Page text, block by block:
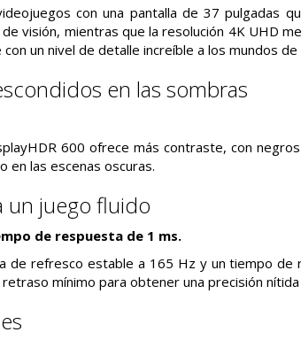
con una pantalla de 37 pulgadas
visión, mientras que la resolución 4K UHD
un nivel de detalle increíble a los mundos
en las sombras
600 ofrece más contraste, con
en las escenas oscuras.
un juego fluido
de respuesta de 1 ms.
de refresco estable a 165 Hz y un tiempo
mínimo para obtener una precisión